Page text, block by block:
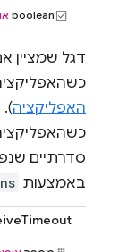
‫boolean
דגל שמציין
האפליקציה
באמצעות